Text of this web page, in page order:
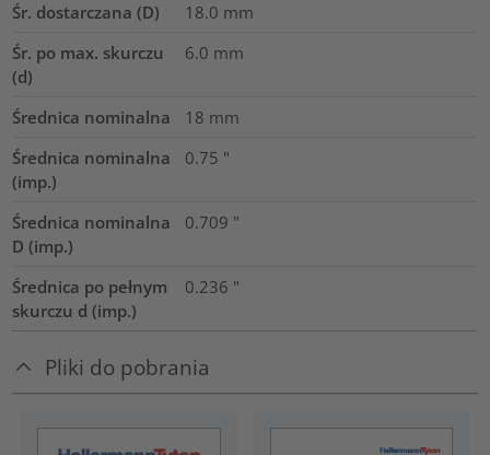
Śr. dostarczana (D)
18.0 mm
Śr. po max. skurczu
(d)
6.0 mm
Średnica nominalna 18 mm
Średnica nominalna
(imp.)
0.75 "
Średnica nominalna
D (imp.)
0.709 "
Średnica po pełnym
skurczu d (imp.)
0.236 "
Pliki do pobrania